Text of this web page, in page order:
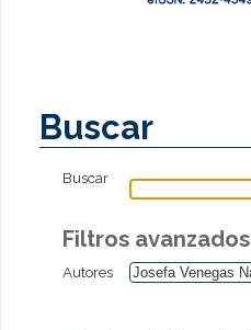
Buscar
Buscar
Filtros avanzados
Autores